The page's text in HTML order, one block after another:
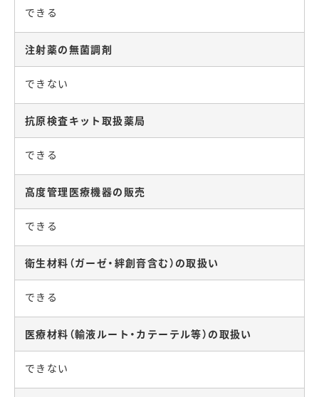
できる
注射薬の無菌調剤
できない
抗原検査キット取扱薬局
できる
高度管理医療機器の販売
できる
衛生材料（ガーゼ・絆創膏含む）の取扱い
できる
医療材料（輸液ルート・カテーテル等）の取扱い
できない